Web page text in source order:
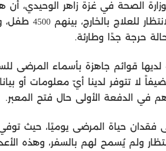
الصحة في غزة زاهر الوحيدي، أن
قوائم جاهزة بأسماء المرضى
لا تتوفر لدينا أيّ معلومات أو
في الدفعة الأولى حال فتح المعبر.
فقدان حياة المرضى يوميًا، حيث
الانتظار ولم يُسمح لهم بالسفر، وهذه